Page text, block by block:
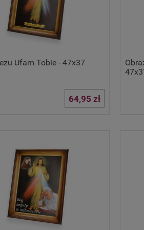
Ufam Tobie - 47x37
64,95 zł